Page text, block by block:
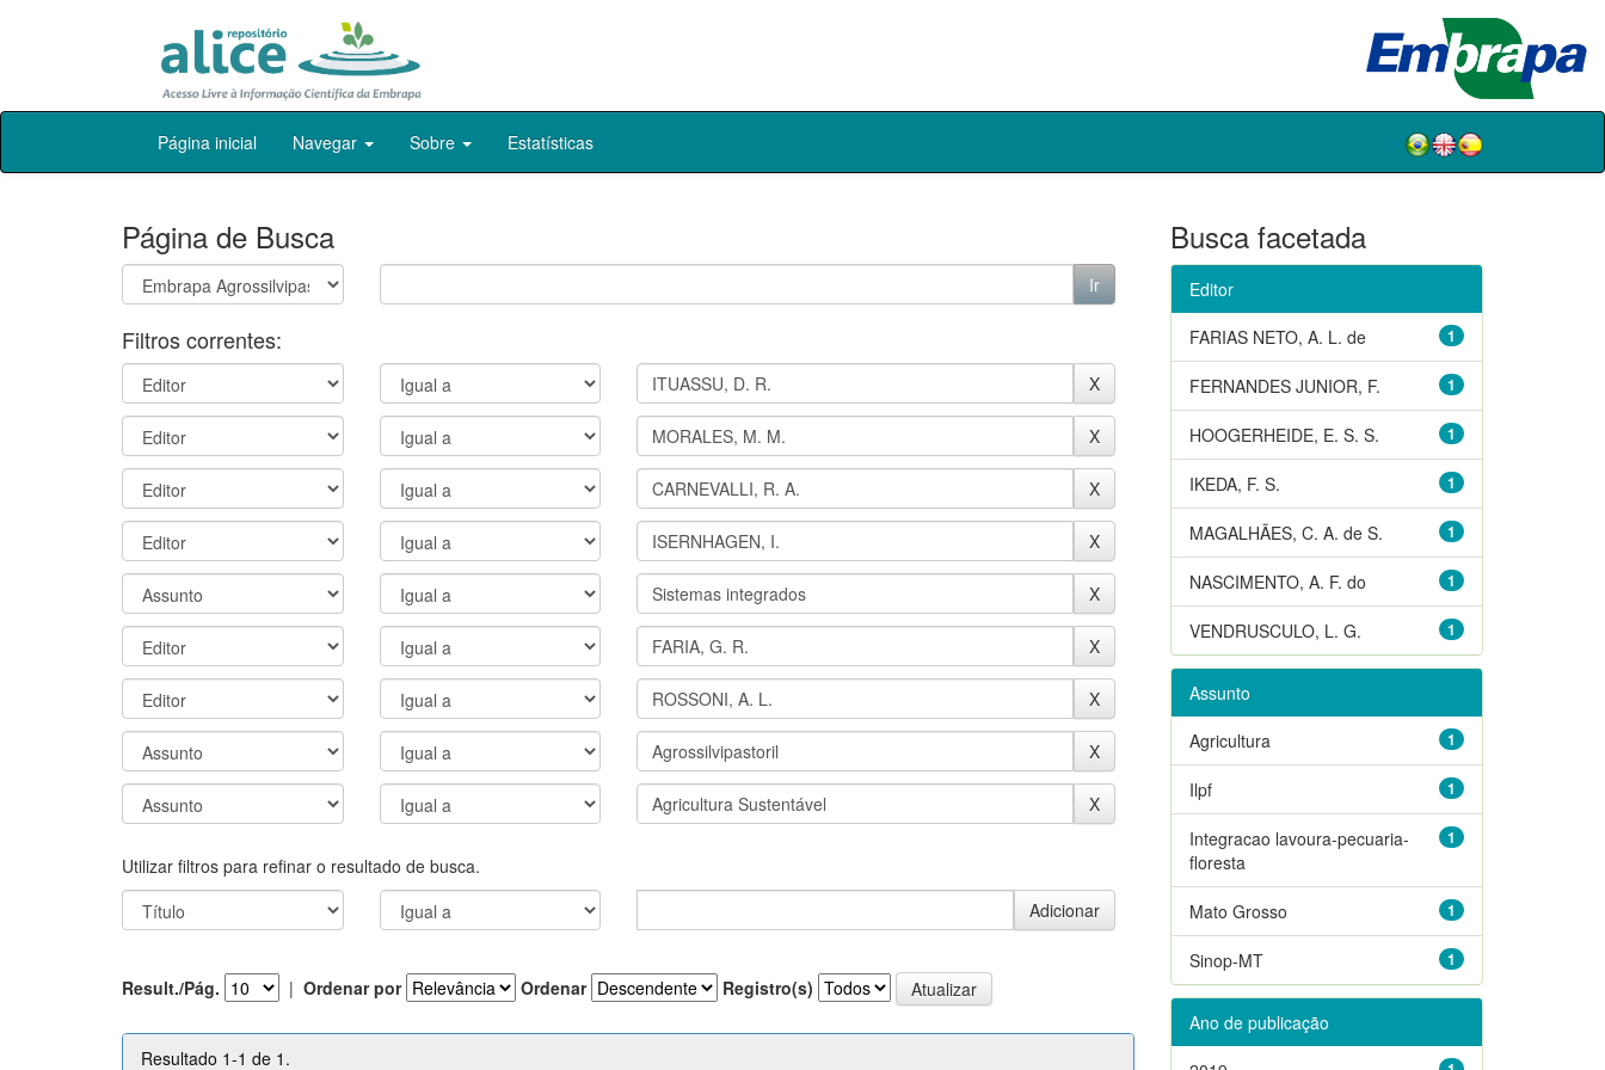
Skip
Página inicial Navegar Sobre Estatísticas
Página de Busca
Filtros correntes:
Utilizar filtros para refinar o resultado de busca.
Result./Pág. | Ordenar por Ordenar Registro(s)
Resultado 1-1 de 1.
Busca facetada
Editor
1
FARIAS NETO, A. L. de
1
FERNANDES JUNIOR, F.
1
HOOGERHEIDE, E. S. S.
1
IKEDA, F. S.
1
MAGALHÃES, C. A. de S.
1
NASCIMENTO, A. F. do
1
VENDRUSCULO, L. G.
Assunto
1
Agricultura
1
Ilpf
1
Integracao lavoura-pecuaria-
floresta
1
Mato Grosso
1
Sinop-MT
Ano de publicação